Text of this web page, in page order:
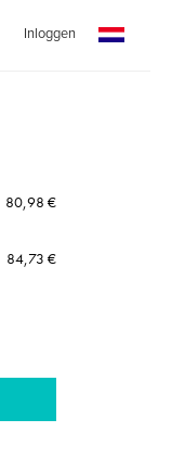
Inloggen
80,98 €
84,73 €